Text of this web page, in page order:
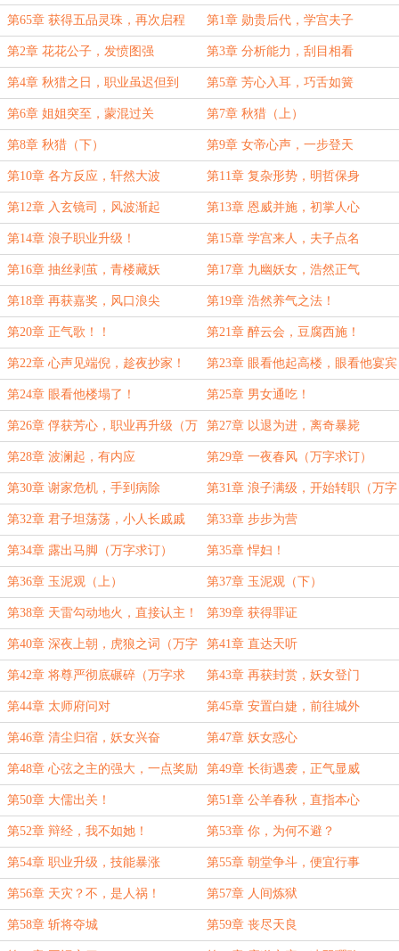
第65章 获得五品灵珠，再次启程
（7K）
第1章 勋贵后代，学宫夫子
第2章 花花公子，发愤图强 第3章 分析能力，刮目相看
第4章 秋猎之日，职业虽迟但到
（万字求订）
第5章 芳心入耳，巧舌如簧
第6章 姐姐突至，蒙混过关 第7章 秋猎（上）
第8章 秋猎（下） 第9章 女帝心声，一步登天
第10章 各方反应，轩然大波 第11章 复杂形势，明哲保身
第12章 入玄镜司，风波渐起 第13章 恩威并施，初掌人心
第14章 浪子职业升级！ 第15章 学宫来人，夫子点名
第16章 抽丝剥茧，青楼藏妖 第17章 九幽妖女，浩然正气
第18章 再获嘉奖，风口浪尖 第19章 浩然养气之法！
第20章 正气歌！！ 第21章 醉云会，豆腐西施！
第22章 心声见端倪，趁夜抄家！ 第23章 眼看他起高楼，眼看他宴宾
客
第24章 眼看他楼塌了！ 第25章 男女通吃！
第26章 俘获芳心，职业再升级（万
字求订求月票）
第27章 以退为进，离奇暴毙
第28章 波澜起，有内应 第29章 一夜春风（万字求订）
第30章 谢家危机，手到病除 第31章 浪子满级，开始转职（万字
求订）
第32章 君子坦荡荡，小人长戚戚 第33章 步步为营
第34章 露出马脚（万字求订） 第35章 悍妇！
第36章 玉泥观（上） 第37章 玉泥观（下）
第38章 天雷勾动地火，直接认主！ 第39章 获得罪证
第40章 深夜上朝，虎狼之词（万字
求订）
第41章 直达天听
第42章 将尊严彻底碾碎（万字求
订）
第43章 再获封赏，妖女登门
第44章 太师府问对 第45章 安置白婕，前往城外
第46章 清尘归宿，妖女兴奋 第47章 妖女惑心
第48章 心弦之主的强大，一点奖励 第49章 长街遇袭，正气显威
第50章 大儒出关！ 第51章 公羊春秋，直指本心
第52章 辩经，我不如她！ 第53章 你，为何不避？
第54章 职业升级，技能暴涨 第55章 朝堂争斗，便宜行事
第56章 天灾？不，是人祸！ 第57章 人间炼狱
第58章 斩将夺城 第59章 丧尽天良